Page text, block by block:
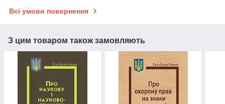
Всі умови повернення
З цим товаром також замовляють